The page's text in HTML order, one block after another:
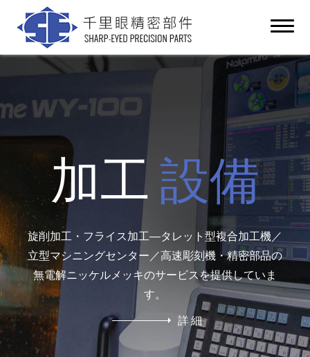
加工設備
旋削加工・フライス加工―タレット型複合加工機／
立型マシニングセンター／高速彫刻機・精密部品の
無電解ニッケルメッキのサービスを提供していま
す。
詳 細